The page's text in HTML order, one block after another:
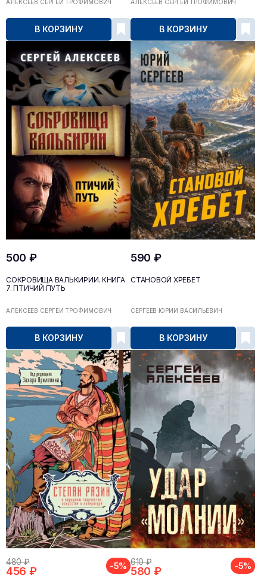
АЛЕКСЕЕВ СЕРГЕЙ ТРОФИМОВИЧ
В КОРЗИНУ
АЛЕКСЕЕВ СЕРГЕЙ ТРОФИМОВИЧ
В КОРЗИНУ
500 ₽
СОКРОВИЩА ВАЛЬКИРИИ. КНИГА
7. ПТИЧИЙ ПУТЬ
АЛЕКСЕЕВ СЕРГЕЙ ТРОФИМОВИЧ
В КОРЗИНУ
590 ₽
СТАНОВОЙ ХРЕБЕТ
СЕРГЕЕВ ЮРИЙ ВАСИЛЬЕВИЧ
В КОРЗИНУ
480 ₽
456 ₽ -5% 610 ₽
580 ₽ -5%